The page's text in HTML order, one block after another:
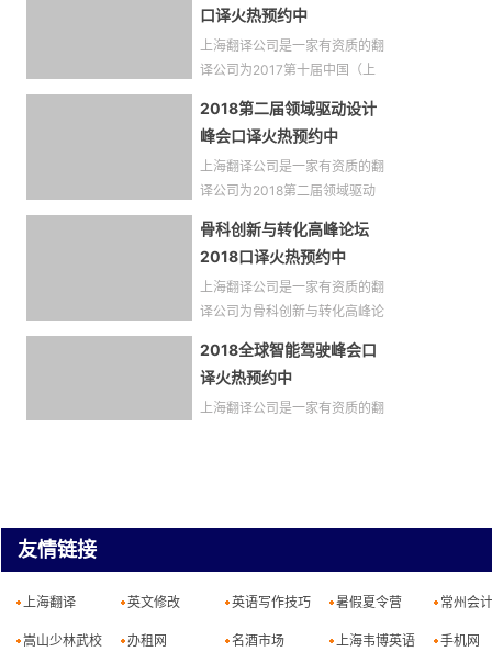
口译火热预约中
上海翻译公司是一家有资质的翻
译公司为2017第十届中国（上
2018第二届领域驱动设计
峰会口译火热预约中
上海翻译公司是一家有资质的翻
译公司为2018第二届领域驱动
骨科创新与转化高峰论坛
2018口译火热预约中
上海翻译公司是一家有资质的翻
译公司为骨科创新与转化高峰论
2018全球智能驾驶峰会口
译火热预约中
上海翻译公司是一家有资质的翻
友情链接
上海翻译 英文修改 英语写作技巧 暑假夏令营 常州会
嵩山少林武校 办租网 名酒市场 上海韦博英语 手机网